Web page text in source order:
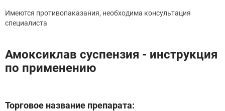
Имеются противопаказания, необходима консультация
специалиста
Амоксиклав суспензия - инструкция
по применению
Торговое название препарата: